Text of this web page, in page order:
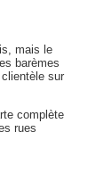
mais le
barèmes
sur
complète
rues